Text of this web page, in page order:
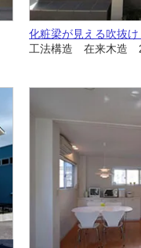
化粧梁が見える吹抜
工法構造 在来木造